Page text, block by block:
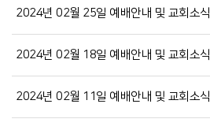
2024년 02월 25일 예배안내 및 교회소식
2024년 02월 18일 예배안내 및 교회소식
2024년 02월 11일 예배안내 및 교회소식